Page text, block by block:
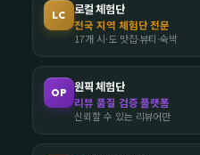
LC 로컬 체험단
전국 지역 체험단 전문
17개 시·도 맛집·뷰티·숙박
OP 원픽 체험단
리뷰 품질 검증 플랫폼
신뢰할 수 있는 리뷰어만